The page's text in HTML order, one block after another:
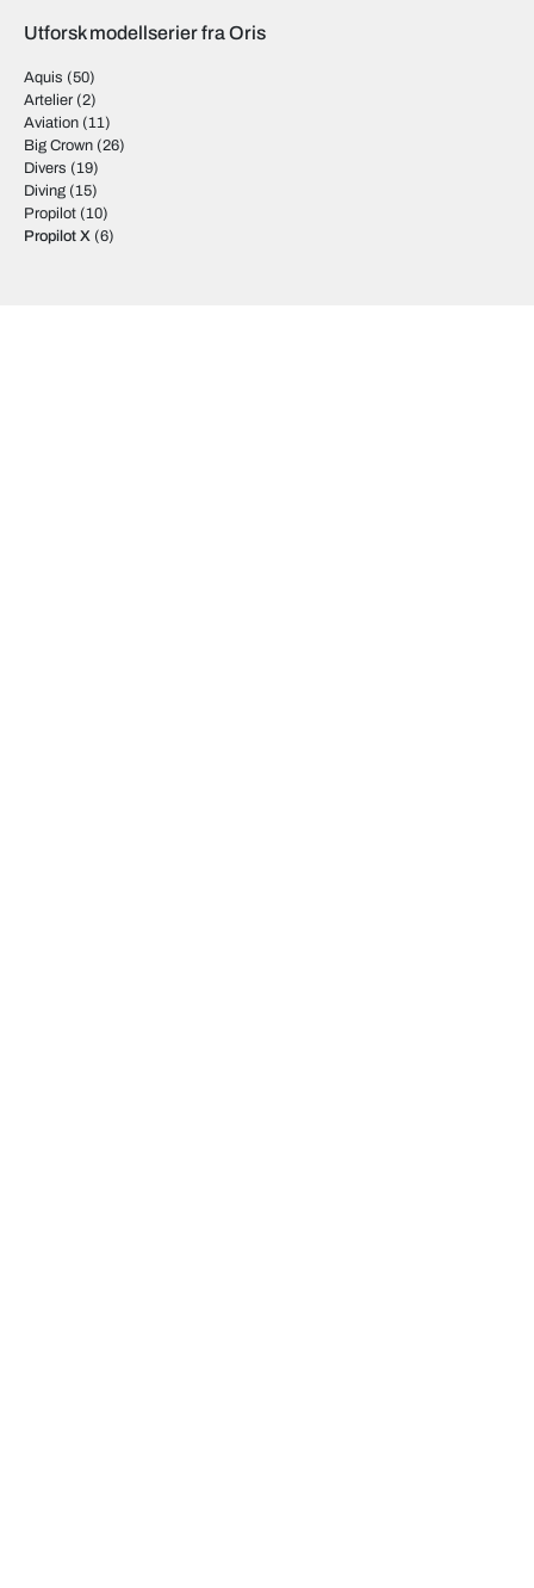
Utforsk modellserier fra Oris
Aquis (50)
Artelier (2)
Aviation (11)
Big Crown (26)
Divers (19)
Diving (15)
Propilot (10)
Propilot X (6)